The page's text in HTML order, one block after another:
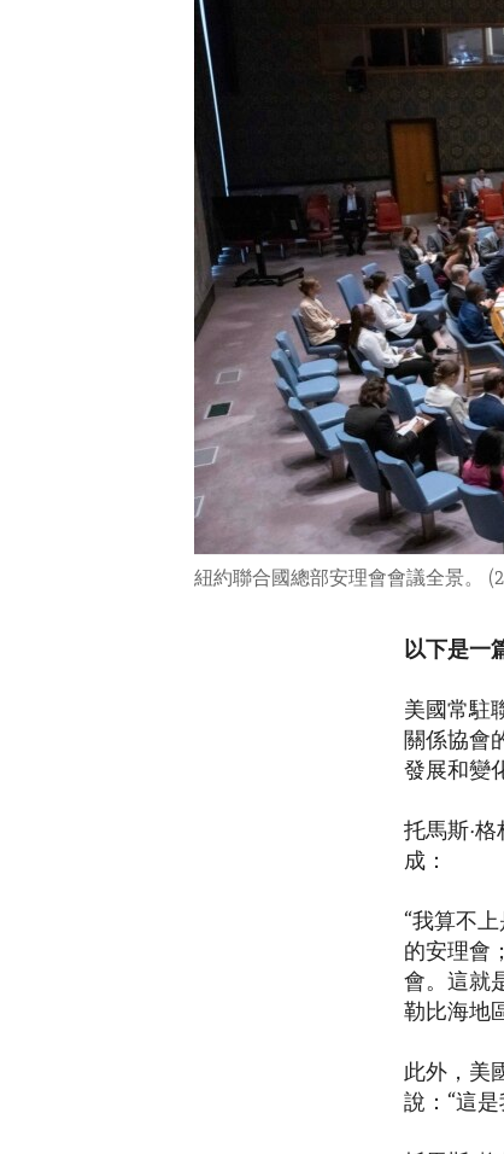
IDEALS AND INSTITUTIONS
紐約聯合國總部安理會會議全景。
以下是一
美國常駐
關係協會
發展和變
托馬斯·
成：
“我算不
的安理會
會。這就
勒比海地
此外，美
說：“這